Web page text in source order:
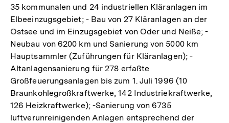
35 kommunalen und 24 industriellen Kläranlagen im
Elbeeinzugsgebiet; - Bau von 27 Kläranlagen an der
Ostsee und im Einzugsgebiet von Oder und Neiße; -
Neubau von 6200 km und Sanierung von 5000 km
Hauptsammler (Zuführungen für Kläranlagen); -
Altanlagensanierung für 278 erfaßte
Großfeuerungsanlagen bis zum 1. Juli 1996 (10
Braunkohlegroßkraftwerke, 142 Industriekraftwerke,
126 Heizkraftwerke); -Sanierung von 6735
luftverunreinigenden Anlagen entsprechend der